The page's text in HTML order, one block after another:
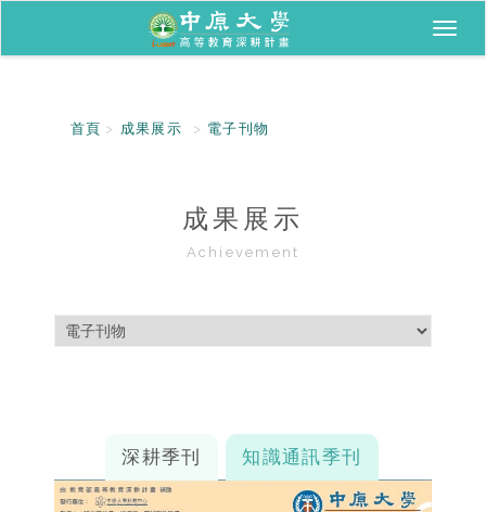
首頁 成果展示 電子刊物
成果展示
Achievement
深耕季刊 知識通訊季刊